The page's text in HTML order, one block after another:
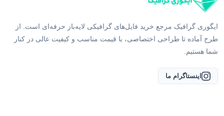
ایگوری گرافیک مرجع خرید فایل‌های گرافیکی لایه‌باز حرفه‌ای است. از
طرح آماده تا طراحی اختصاصی، با قیمت مناسب و کیفیت عالی در کنار
شما هستیم.
اینستاگرام ما